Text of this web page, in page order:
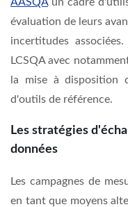
évaluation de leurs
incertitudes
LCSQA avec
la mise à disposition
d'outils de référence.
Les stratégies
données
Les campagnes de
en tant que moyens